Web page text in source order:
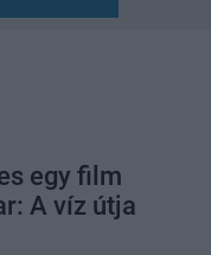
egy film
A víz útja